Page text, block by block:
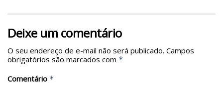
Deixe um comentário
O seu endereço de e-mail não será publicado. Campos
obrigatórios são marcados com *
Comentário *